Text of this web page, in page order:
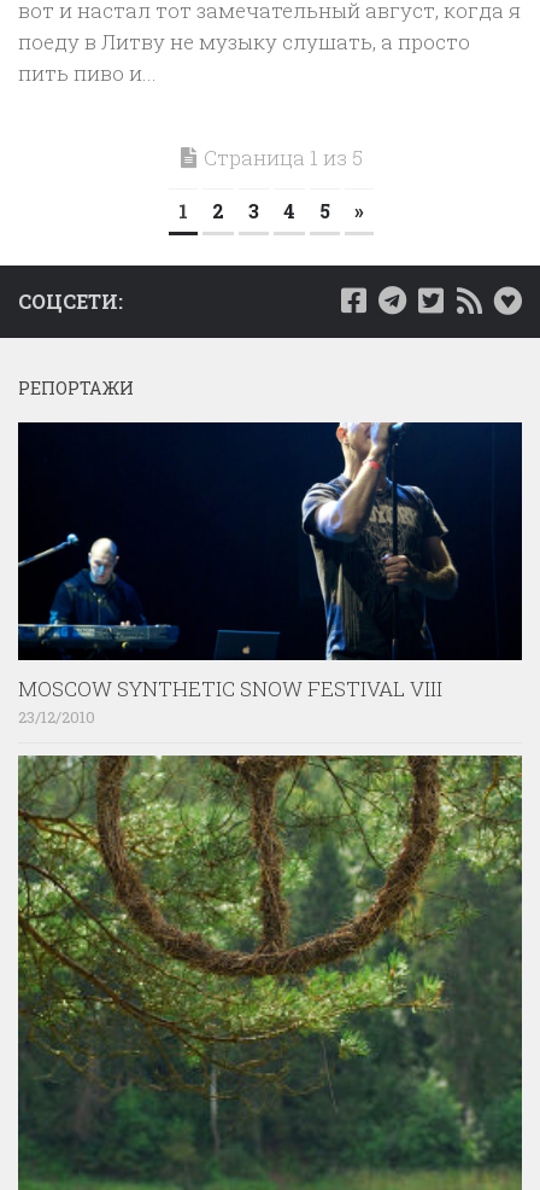
вот и настал тот замечательный август, когда я
поеду в Литву не музыку слушать, а просто
пить пиво и...
Страница 1 из 5
1 2 3 4 5 »
СОЦСЕТИ:
РЕПОРТАЖИ
MOSCOW SYNTHETIC SNOW FESTIVAL VIII
23/12/2010